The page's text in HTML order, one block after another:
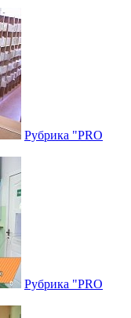
Рубрика "PRO
Рубрика "PRO